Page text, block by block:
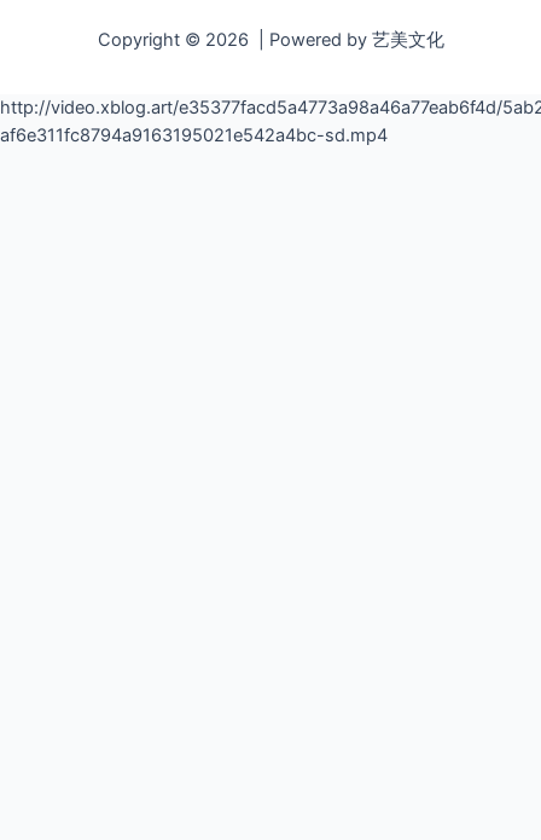
Copyright © 2026 | Powered by 艺美文化
http://video.xblog.art/e35377facd5a4773a98a46a77eab6f4d/
af6e311fc8794a9163195021e542a4bc-sd.mp4